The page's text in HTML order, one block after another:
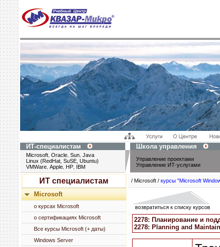
ИТ-специалистам Школа управления
Microsoft Oracle Sun Java
Linux (RedHat, SuSE, Ubuntu)
VMWare Apple HP IBM
Управление проектами
Управление ИТ-услугами
ИТ специалистам
Microsoft
о курсах Microsoft
о сертификациях Microsoft
Все курсы Microsoft (+ даты)
Windows Server
/ Microsoft / курсы "Microsoft
возвратиться к списку курсов
2278: Планирование и
2278: Planning and